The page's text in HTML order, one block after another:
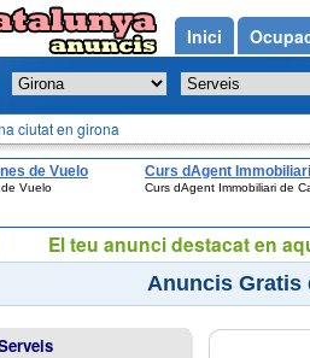
ciutat en girona
de Vuelo
Vuelo
Curs dAgent
(AICAT)
Curs dAgent Immobiliari de
Anuncis Gratis
Inici
El teu anunci destacat en